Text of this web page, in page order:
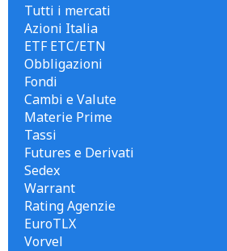
Tutti i mercati
Azioni Italia
ETF ETC/ETN
Obbligazioni
Fondi
Cambi e Valute
Materie Prime
Tassi
Futures e Derivati
Sedex
Warrant
Rating Agenzie
EuroTLX
Vorvel